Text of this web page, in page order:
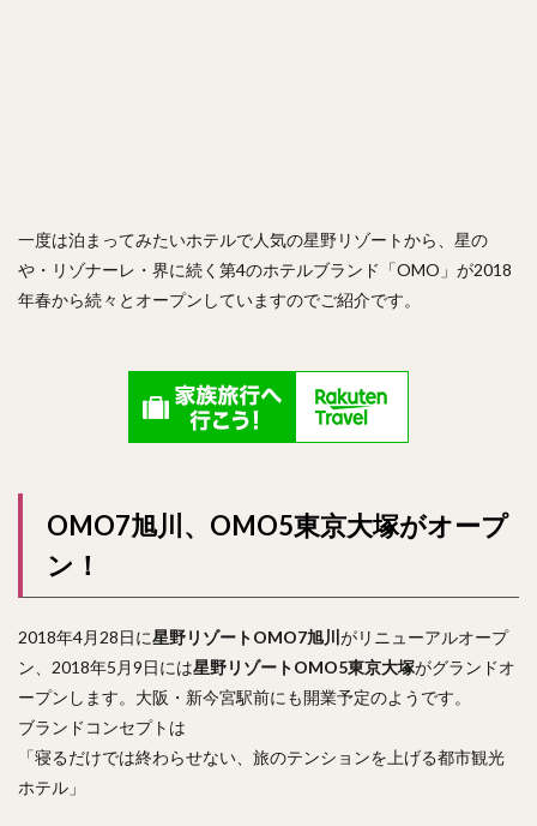
一度は泊まってみたいホテルで人気の星野リゾートから、星の
や・リゾナーレ・界に続く第4のホテルブランド「OMO」が2018
年春から続々とオープンしていますのでご紹介です。
OMO7旭川、OMO5東京大塚がオープ
ン！
2018年4月28日に星野リゾートOMO7旭川 がリニューアルオープ
ン、2018年5月9日には星野リゾートOMO5東京大塚がグランドオ
ープンします。大阪・新今宮駅前にも開業予定のようです。
ブランドコンセプトは
「寝るだけでは終わらせない、旅のテンションを上げる都市観光
ホテル」